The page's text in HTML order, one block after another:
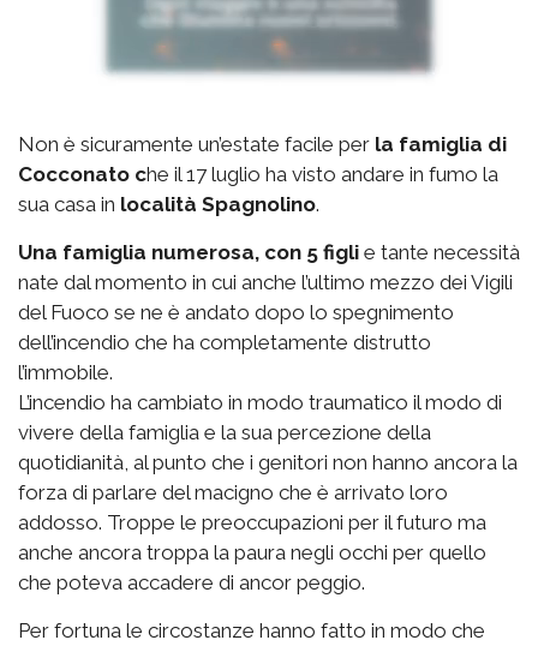
Non è sicuramente un’estate facile per la famiglia di
Cocconato che il 17 luglio ha visto andare in fumo la
sua casa in località Spagnolino.
Una famiglia numerosa, con 5 figli e tante necessità
nate dal momento in cui anche l’ultimo mezzo dei Vigili
del Fuoco se ne è andato dopo lo spegnimento
dell’incendio che ha completamente distrutto
l’immobile.
L’incendio ha cambiato in modo traumatico il modo di
vivere della famiglia e la sua percezione della
quotidianità, al punto che i genitori non hanno ancora la
forza di parlare del macigno che è arrivato loro
addosso. Troppe le preoccupazioni per il futuro ma
anche ancora troppa la paura negli occhi per quello
che poteva accadere di ancor peggio.
Per fortuna le circostanze hanno fatto in modo che